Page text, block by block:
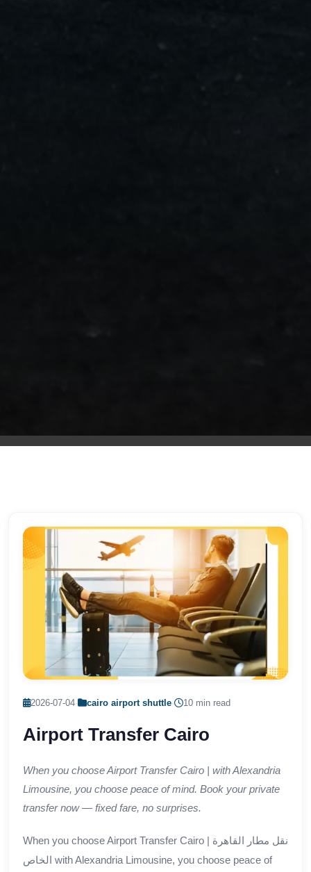
2026-07-04· cairo airport shuttle· 10 min read
Airport Transfer Cairo
When you choose Airport Transfer Cairo | with Alexandria
Limousine, you choose peace of mind. Book your private
transfer now — fixed fare, no surprises.
When you choose Airport Transfer Cairo | نقل مطار القاهرة
الخاص with Alexandria Limousine, you choose peace of